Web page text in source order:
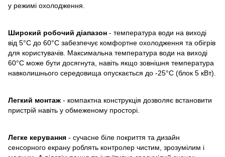
у режимі охолодження.
Широкий робочий діапазон - температура води на виході
від 5°C до 60°C забезпечує комфортне охолодження та обігрів
для користувачів. Максимальна температура води на виході
60°C може бути досягнута, навіть якщо зовнішня температура
навколишнього середовища опускається до -25°C (блок 5 кВт).
Легкий монтаж - компактна конструкція дозволяє встановити
пристрій навіть у обмеженому просторі.
Легке керування - сучасне біле покриття та дизайн
сенсорного екрану роблять контролер чистим, зрозумілим і